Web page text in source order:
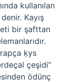
kullanılan
Kayış
bir şafttan
ḳys
çeşidi”